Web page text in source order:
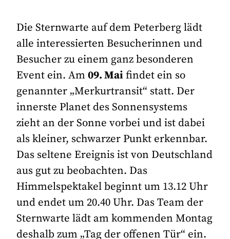
Die Sternwarte auf dem Peterberg lädt
alle interessierten Besucherinnen und
Besucher zu einem ganz besonderen
Event ein. Am09. Maifindet ein so
genannter „Merkurtransit“ statt. Der
innerste Planet des Sonnensystems
zieht an der Sonne vorbei und ist dabei
als kleiner, schwarzer Punkt erkennbar.
Das seltene Ereignis ist von Deutschland
aus gut zu beobachten. Das
Himmelspektakel beginnt um 13.12 Uhr
und endet um 20.40 Uhr. Das Team der
Sternwarte lädt am kommenden Montag
deshalb zum „Tag der offenen Tür“ ein.